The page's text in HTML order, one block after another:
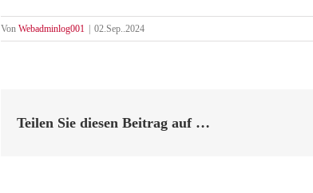
Von Webadminlog001 | 02.Sep..2024
Teilen Sie diesen Beitrag auf …